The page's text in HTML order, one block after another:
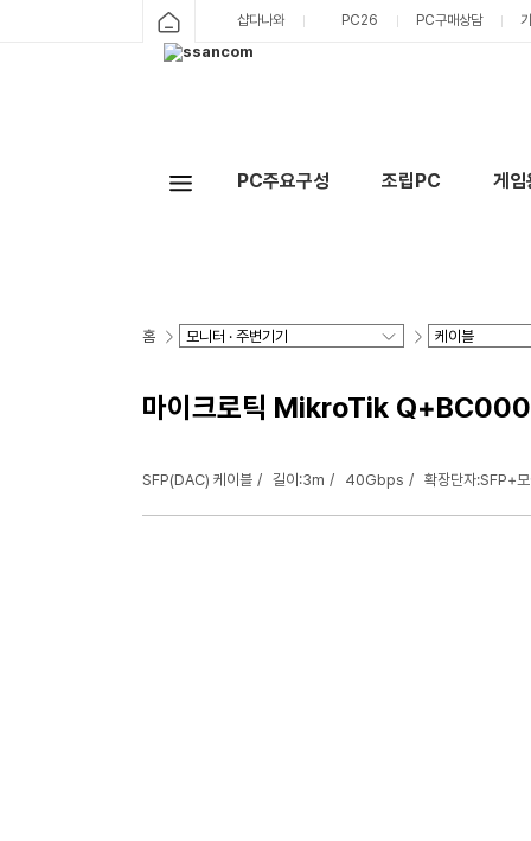
샵다나와 PC26 PC구매상담
PC주요구성 조립PC 게
홈
마이크로틱 MikroTik
SFP(DAC) 케이블 길이:3m 40Gbps 확장단자:SFP+